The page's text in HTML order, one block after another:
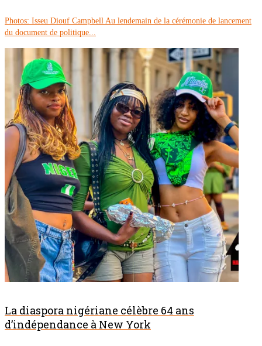
Photos: Isseu Diouf Campbell Au lendemain de la cérémonie de lancement
du document de politique...
La diaspora nigériane célèbre 64 ans
d’indépendance à New York